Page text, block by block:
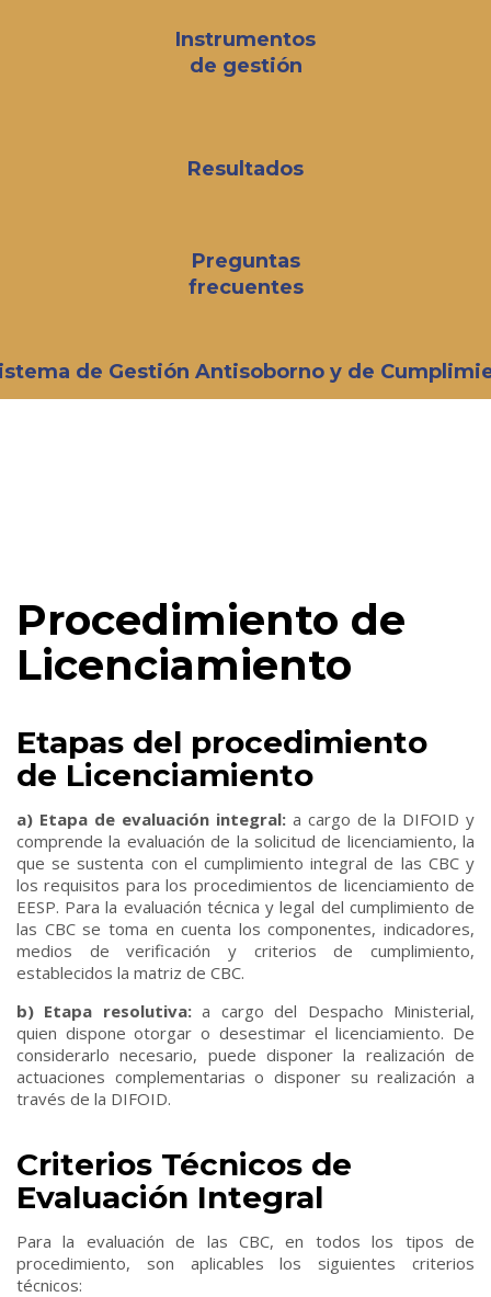
Instrumentos
de gestión
Resultados
Preguntas
frecuentes
de Gestión Antisoborno y de
Procedimiento de
Licenciamiento
Etapas del procedimiento
de Licenciamiento
a) Etapa de evaluación integral: a cargo de la DIFOID y
comprende la evaluación de la solicitud de licenciamiento, la
que se sustenta con el cumplimiento integral de las CBC y
los requisitos para los procedimientos de licenciamiento de
EESP. Para la evaluación técnica y legal del cumplimiento de
las CBC se toma en cuenta los componentes, indicadores,
medios de verificación y criterios de cumplimiento,
establecidos la matriz de CBC.
b) Etapa resolutiva:a cargo del Despacho Ministerial,
quien dispone otorgar o desestimar el licenciamiento. De
considerarlo necesario, puede disponer la realización de
actuaciones complementarias o disponer su realización a
través de la DIFOID.
Criterios Técnicos de
Evaluación Integral
Para la evaluación de las CBC, en todos los tipos de
procedimiento, son aplicables los siguientes criterios
técnicos: